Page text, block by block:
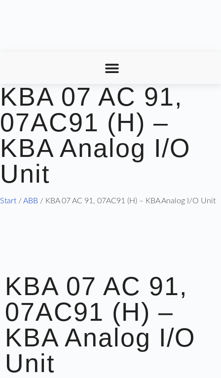
KBA 07 AC 91,
07AC91 (H) –
KBA Analog I/O
Unit
Start /ABB / KBA 07 AC 91, 07AC91 (H) – KBA Analog I/O Unit
KBA 07 AC 91,
07AC91 (H) –
KBA Analog I/O
Unit